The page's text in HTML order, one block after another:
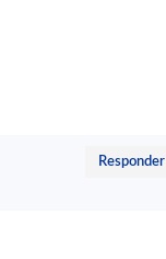
Responder